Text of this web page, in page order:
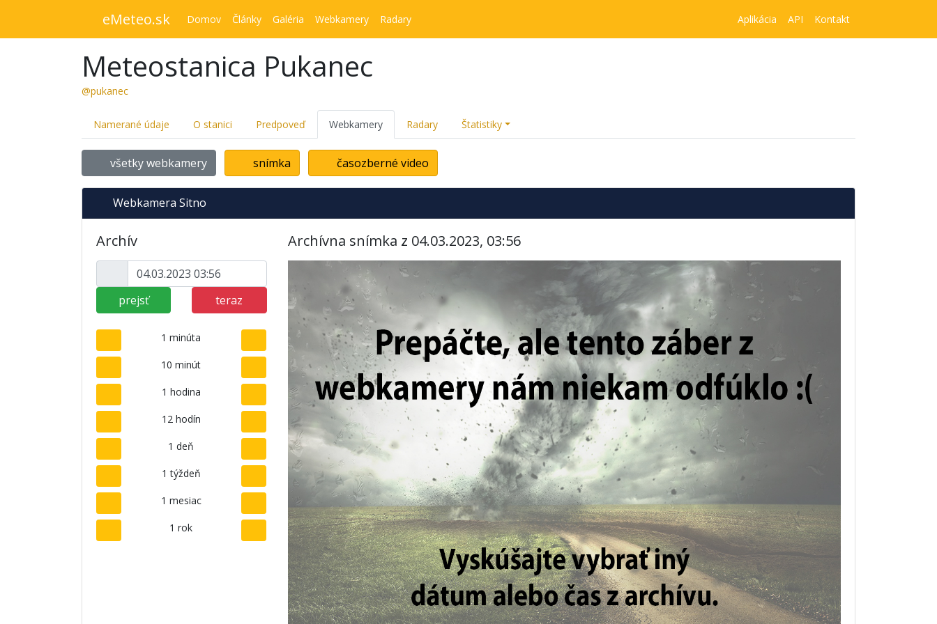
eMeteo.sk Domov Články Galéria Webkamery Radary Aplikácia API Kontakt
Meteostanica Pukanec
@pukanec
Namerané údaje O stanici Predpoveď Webkamery Radary Štatistiky
všetky webkamery snímka časozberné video
Webkamera Sitno
Archív
prejsť teraz
1 minúta
10 minút
1 hodina
12 hodín
1 deň
1 týždeň
1 mesiac
1 rok
Archívna snímka z 04.03.2023, 03:56